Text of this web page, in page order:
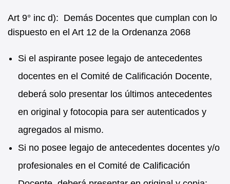
Art 9° inc d): Demás Docentes que cumplan con lo
dispuesto en el Art 12 de la Ordenanza 2068
Si el aspirante posee legajo de antecedentes
docentes en el Comité de Calificación Docente,
deberá solo presentar los últimos antecedentes
en original y fotocopia para ser autenticados y
agregados al mismo.
Si no posee legajo de antecedentes docentes y/o
profesionales en el Comité de Calificación